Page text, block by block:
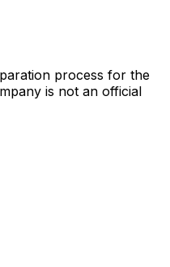
process for the
is not an official